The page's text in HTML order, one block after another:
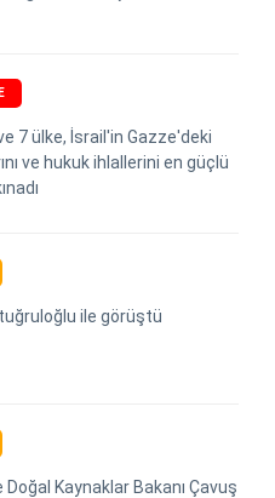
7 ülke, İsrail'in Gazze'deki
ve hukuk ihlallerini en güçlü
ile görüştü
Doğal Kaynaklar Bakanı Çavuş